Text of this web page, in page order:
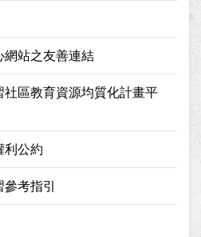
站之友善連結
區教育資源均質化計畫平
利公約
考指引